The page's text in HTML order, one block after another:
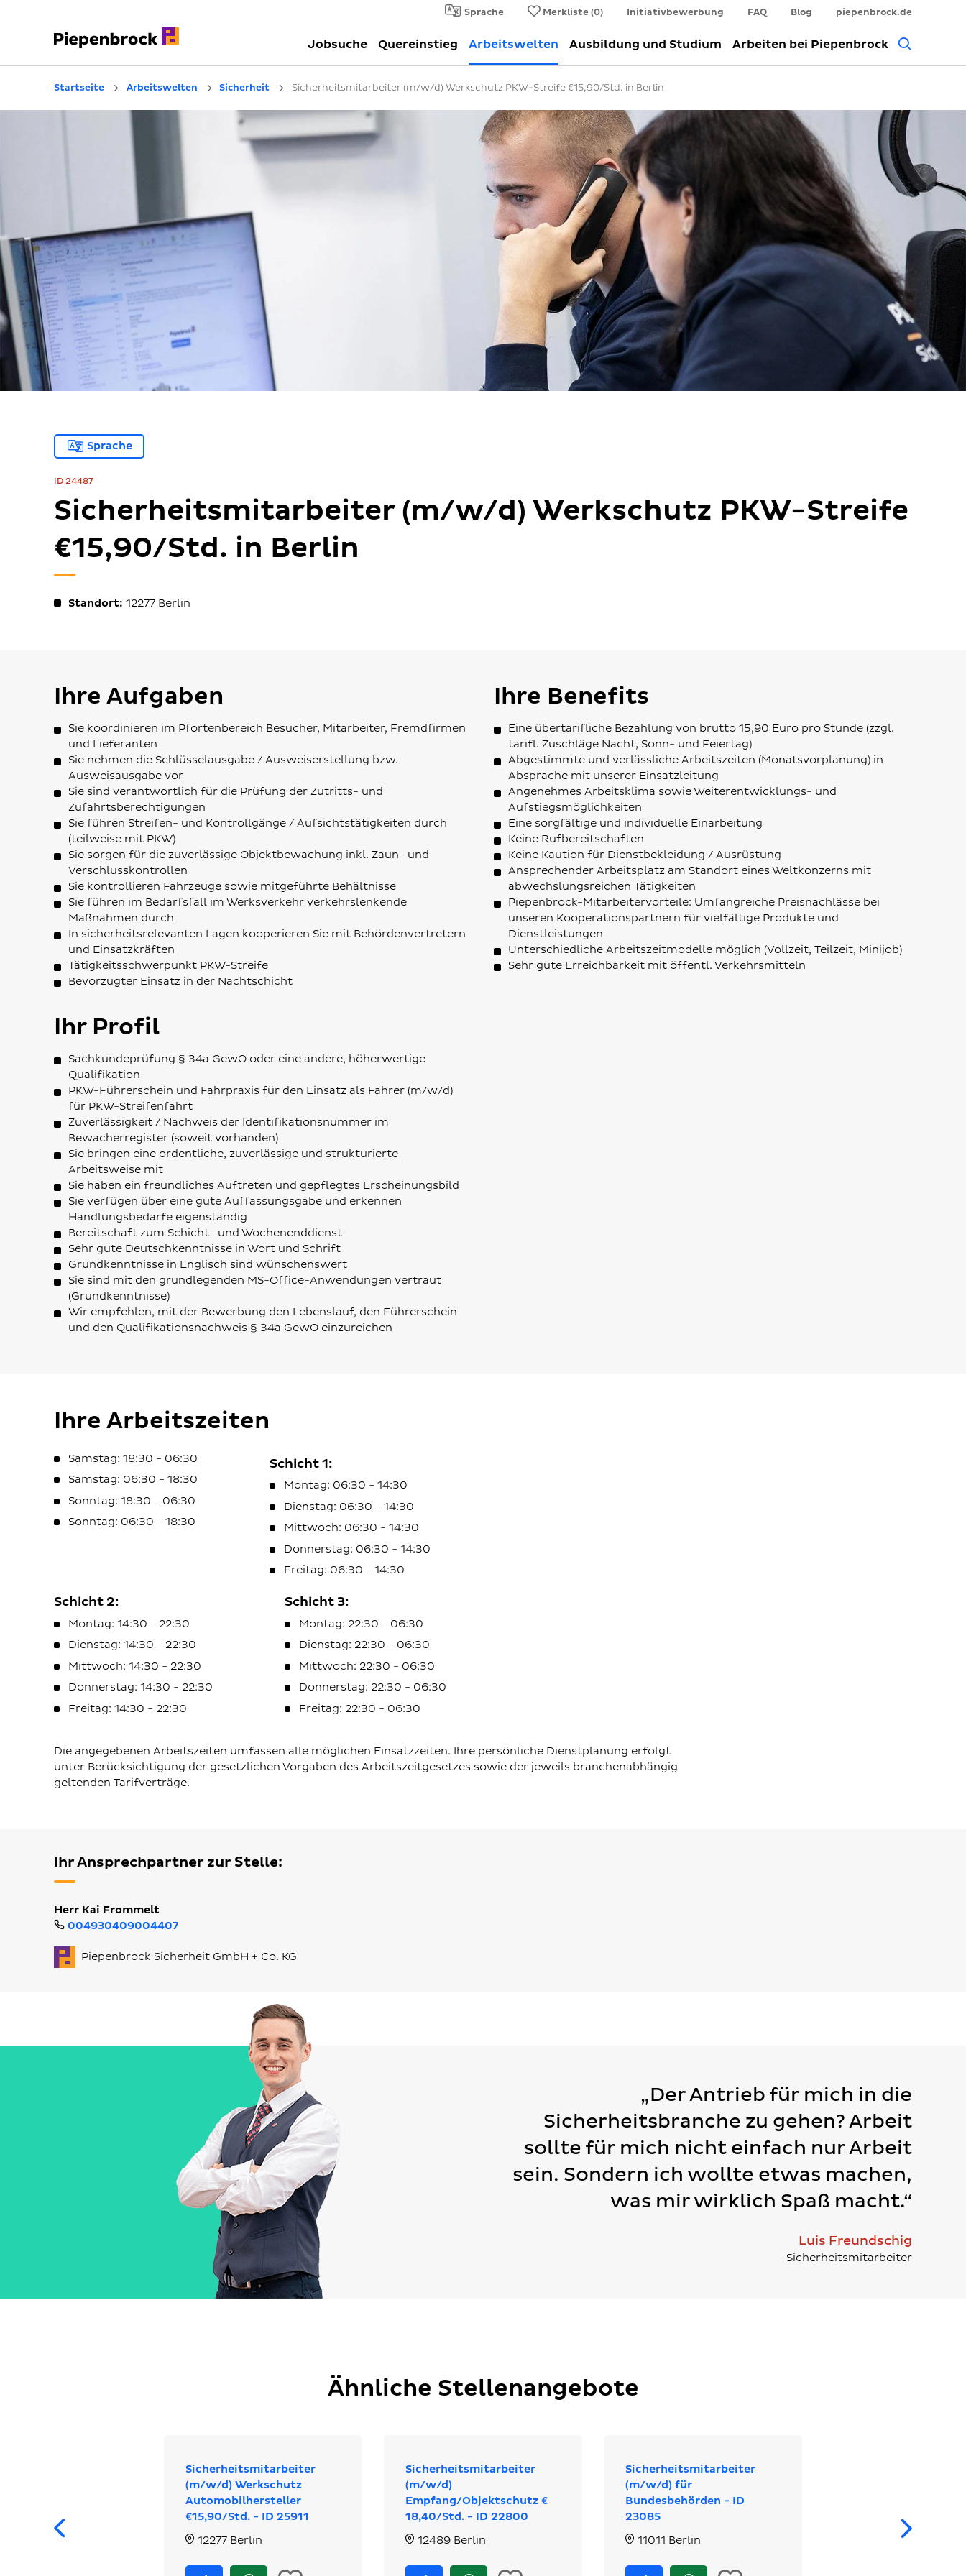
Sprache Merkliste (0) Initiativbewerbung FAQ Blog piepenbrock.de
Jobsuche Quereinstieg Arbeitswelten Ausbildung und Studium Arbeiten bei Piepenbrock
Startseite Arbeitswelten Sicherheit Sicherheitsmitarbeiter (m/w/d) Werkschutz PKW-Streife €15,90/Std. in Berlin
Sprache
ID 24487
Sicherheitsmitarbeiter (m/w/d) Werkschutz PKW-Streife
€15,90/Std. in Berlin
Standort: 12277 Berlin
Ihre Aufgaben
Sie koordinieren im Pfortenbereich Besucher, Mitarbeiter, Fremdfirmen
und Lieferanten
Sie nehmen die Schlüsselausgabe / Ausweiserstellung bzw.
Ausweisausgabe vor
Sie sind verantwortlich für die Prüfung der Zutritts- und
Zufahrtsberechtigungen
Sie führen Streifen- und Kontrollgänge / Aufsichtstätigkeiten durch
(teilweise mit PKW)
Sie sorgen für die zuverlässige Objektbewachung inkl. Zaun- und
Verschlusskontrollen
Sie kontrollieren Fahrzeuge sowie mitgeführte Behältnisse
Sie führen im Bedarfsfall im Werksverkehr verkehrslenkende
Maßnahmen durch
In sicherheitsrelevanten Lagen kooperieren Sie mit Behördenvertretern
und Einsatzkräften
Tätigkeitsschwerpunkt PKW-Streife
Bevorzugter Einsatz in der Nachtschicht
Ihr Profil
Sachkundeprüfung § 34a GewO oder eine andere, höherwertige
Qualifikation
PKW-Führerschein und Fahrpraxis für den Einsatz als Fahrer (m/w/d)
für PKW-Streifenfahrt
Zuverlässigkeit / Nachweis der Identifikationsnummer im
Bewacherregister (soweit vorhanden)
Sie bringen eine ordentliche, zuverlässige und strukturierte
Arbeitsweise mit
Sie haben ein freundliches Auftreten und gepflegtes Erscheinungsbild
Sie verfügen über eine gute Auffassungsgabe und erkennen
Handlungsbedarfe eigenständig
Bereitschaft zum Schicht- und Wochenenddienst
Sehr gute Deutschkenntnisse in Wort und Schrift
Grundkenntnisse in Englisch sind wünschenswert
Sie sind mit den grundlegenden MS-Office-Anwendungen vertraut
(Grundkenntnisse)
Wir empfehlen, mit der Bewerbung den Lebenslauf, den Führerschein
und den Qualifikationsnachweis § 34a GewO einzureichen
Ihre Benefits
Eine übertarifliche Bezahlung von brutto 15,90 Euro pro Stunde (zzgl.
tarifl. Zuschläge Nacht, Sonn- und Feiertag)
Abgestimmte und verlässliche Arbeitszeiten (Monatsvorplanung) in
Absprache mit unserer Einsatzleitung
Angenehmes Arbeitsklima sowie Weiterentwicklungs- und
Aufstiegsmöglichkeiten
Eine sorgfältige und individuelle Einarbeitung
Keine Rufbereitschaften
Keine Kaution für Dienstbekleidung / Ausrüstung
Ansprechender Arbeitsplatz am Standort eines Weltkonzerns mit
abwechslungsreichen Tätigkeiten
Piepenbrock-Mitarbeitervorteile: Umfangreiche Preisnachlässe bei
unseren Kooperationspartnern für vielfältige Produkte und
Dienstleistungen
Unterschiedliche Arbeitszeitmodelle möglich (Vollzeit, Teilzeit, Minijob)
Sehr gute Erreichbarkeit mit öffentl. Verkehrsmitteln
Ihre Arbeitszeiten
Samstag: 18:30 - 06:30
Samstag: 06:30 - 18:30
Sonntag: 18:30 - 06:30
Sonntag: 06:30 - 18:30
Schicht 1:
Montag: 06:30 - 14:30
Dienstag: 06:30 - 14:30
Mittwoch: 06:30 - 14:30
Donnerstag: 06:30 - 14:30
Freitag: 06:30 - 14:30
Schicht 2:
Montag: 14:30 - 22:30
Dienstag: 14:30 - 22:30
Mittwoch: 14:30 - 22:30
Donnerstag: 14:30 - 22:30
Freitag: 14:30 - 22:30
Schicht 3:
Montag: 22:30 - 06:30
Dienstag: 22:30 - 06:30
Mittwoch: 22:30 - 06:30
Donnerstag: 22:30 - 06:30
Freitag: 22:30 - 06:30
Die angegebenen Arbeitszeiten umfassen alle möglichen Einsatzzeiten. Ihre persönliche Dienstplanung erfolgt
unter Berücksichtigung der gesetzlichen Vorgaben des Arbeitszeitgesetzes sowie der jeweils branchenabhängig
geltenden Tarifverträge.
Ihr Ansprechpartner zur Stelle:
Herr Kai Frommelt
004930409004407
Piepenbrock Sicherheit GmbH + Co. KG
„Der Antrieb für mich in die
Sicherheitsbranche zu gehen? Arbeit
sollte für mich nicht einfach nur Arbeit
sein. Sondern ich wollte etwas machen,
was mir wirklich Spaß macht.“
Luis Freundschig
Sicherheitsmitarbeiter
Ähnliche Stellenangebote
Zurück
Sicherheitsmitarbeiter
(m/w/d) Werkschutz
Automobilhersteller
€15,90/Std. - ID 25911
12277 Berlin
Sicherheitsmitarbeiter
(m/w/d)
Empfang/Objektschutz €
18,40/Std. - ID 22800
12489 Berlin
Sicherheitsmitarbeiter
(m/w/d) für
Bundesbehörden - ID
23085
11011 Berlin